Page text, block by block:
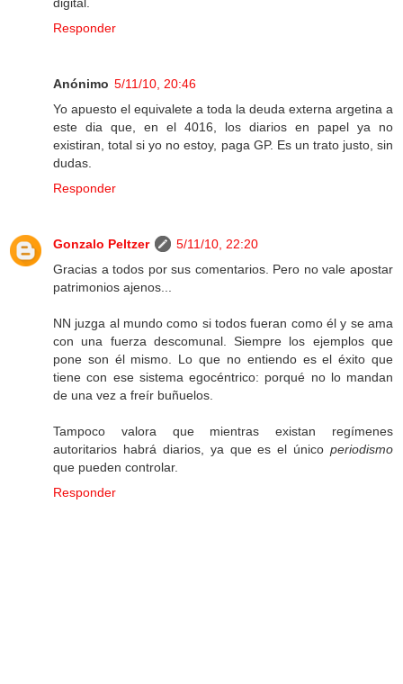
Responder
Anónimo 5/11/10, 20:46
Yo apuesto el equivalete a toda la deuda externa argetina a
este dia que, en el 4016, los diarios en papel ya no
existiran, total si yo no estoy, paga GP. Es un trato justo, sin
dudas.
Responder
Gonzalo Peltzer
5/11/10, 22:20
Gracias a todos por sus comentarios. Pero no vale apostar
patrimonios ajenos...
NN juzga al mundo como si todos fueran como él y se ama
con una fuerza descomunal. Siempre los ejemplos que
pone son él mismo. Lo que no entiendo es el éxito que
tiene con ese sistema egocéntrico: porqué no lo mandan
de una vez a freír buñuelos.
Tampoco valora que mientras existan regímenes
autoritarios habrá diarios, ya que es el único periodismo
que pueden controlar.
Responder